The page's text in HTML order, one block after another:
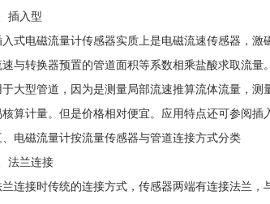
插入型
入式电磁流量计传感器实质上是电磁流速传感器，
速与转换器预置的管道面积等系数相乘盐酸求取流量
于大型管道，因为是测量局部流速推算流体流量，
核算计量。但是价格相对便宜。应用特点还可参阅插
、电磁流量计按流量传感器与管道连接方式分类
法兰连接
兰连接时传统的连接方式，传感器两端有连接法兰